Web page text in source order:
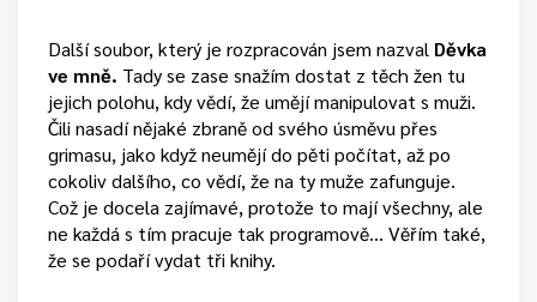
Další soubor, který je rozpracován jsem nazval Děvka
ve mně. Tady se zase snažím dostat z těch žen tu
jejich polohu, kdy vědí, že umějí manipulovat s muži.
Čili nasadí nějaké zbraně od svého úsměvu přes
grimasu, jako když neumějí do pěti počítat, až po
cokoliv dalšího, co vědí, že na ty muže zafunguje.
Což je docela zajímavé, protože to mají všechny, ale
ne každá s tím pracuje tak programově… Věřím také,
že se podaří vydat tři knihy.